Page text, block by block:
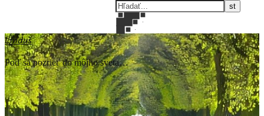
Linduš
Poď sa pozrieť do môjho sveta…